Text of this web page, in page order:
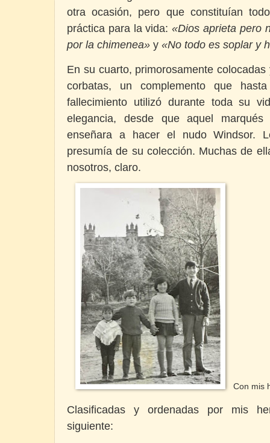
otra ocasión, pero que constituían
práctica para la vida:«Dios aprieta pero
por la chimenea» y «No todo es soplar y
En su cuarto, primorosamente
corbatas, un complemento que
fallecimiento utilizó durante toda su
elegancia, desde que aquel
enseñara a hacer el nudo Windsor.
presumía de su colección. Muchas de
nosotros, claro.
Con mis
Clasificadas y ordenadas por mis
siguiente: